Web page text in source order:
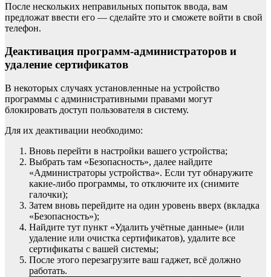
После нескольких неправильных попыток ввода, вам
предложат ввести его — сделайте это и сможете войти в свой
телефон.
Деактивация программ-администраторов и
удаление сертификатов
В некоторых случаях установленные на устройство
программы с административными правами могут
блокировать доступ пользователя в систему.
Для их деактивации необходимо:
Вновь перейти в настройки вашего устройства;
Выбрать там «Безопасность», далее найдите
«Администраторы устройства». Если тут обнаружите
какие-либо программы, то отключите их (снимите
галочки);
Затем вновь перейдите на один уровень вверх (вкладка
«Безопасность»);
Найдите тут пункт «Удалить учётные данные» (или
удаление или очистка сертификатов), удалите все
сертификаты с вашей системы;
После этого перезагрузите ваш гаджет, всё должно
работать.